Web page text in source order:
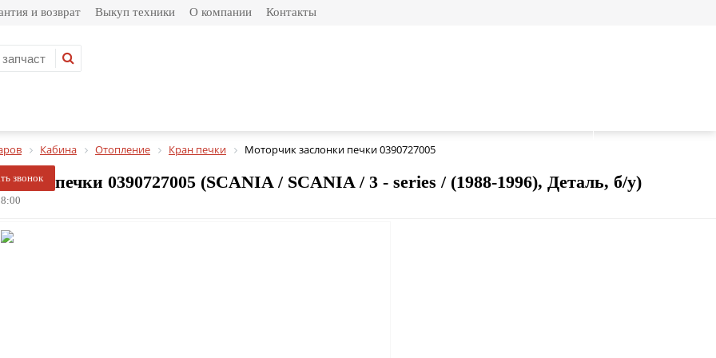
и возврат Выкуп техники О компании Контакты
звонок
Кабина Отопление Кран печки Моторчик заслонки печки 0390727005
печки 0390727005 (SCANIA / SCANIA / 3 - series / (1988-1996), Деталь, б/у)